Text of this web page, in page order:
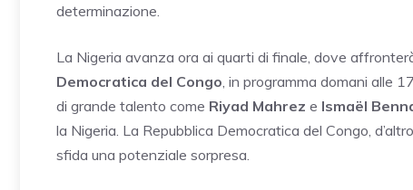
determinazione.
La Nigeria avanza ora ai quarti di finale, dove
Democratica del Congo , in programma domani alle
di grande talento come Riyad Mahrez e Ismaël
la Nigeria. La Repubblica Democratica del Congo,
sfida una potenziale sorpresa.